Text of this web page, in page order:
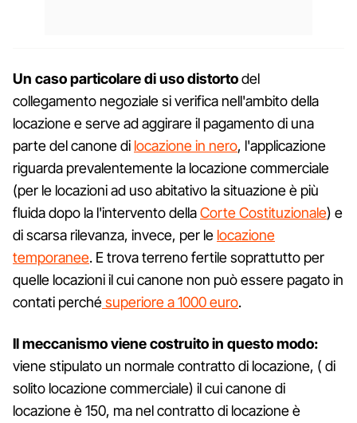
Un caso particolare di uso distortodel
collegamento negoziale si verifica nell'ambito della
locazione e serve ad aggirare il pagamento di una
parte del canone di locazione in nero, l'applicazione
riguarda prevalentemente la locazione commerciale
(per le locazioni ad uso abitativo la situazione è più
fluida dopo la l'intervento dellaCorte Costituzionale) e
di scarsa rilevanza, invece, per le locazione
temporanee. E trova terreno fertile soprattutto per
quelle locazioni il cui canone non può essere pagato in
contati perchésuperiore a 1000 euro.
Il meccanismo viene costruito in questo modo:
viene stipulato un normale contratto di locazione, ( di
solito locazione commerciale) il cui canone di
locazione è 150, ma nel contratto di locazione è